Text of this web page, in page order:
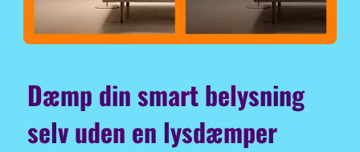
Dæmp din smart belysning
selv uden en lysdæmper